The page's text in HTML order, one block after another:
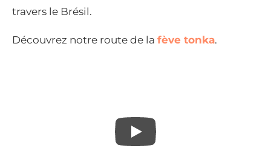
travers le Brésil.
Découvrez notre route de la fève tonka.